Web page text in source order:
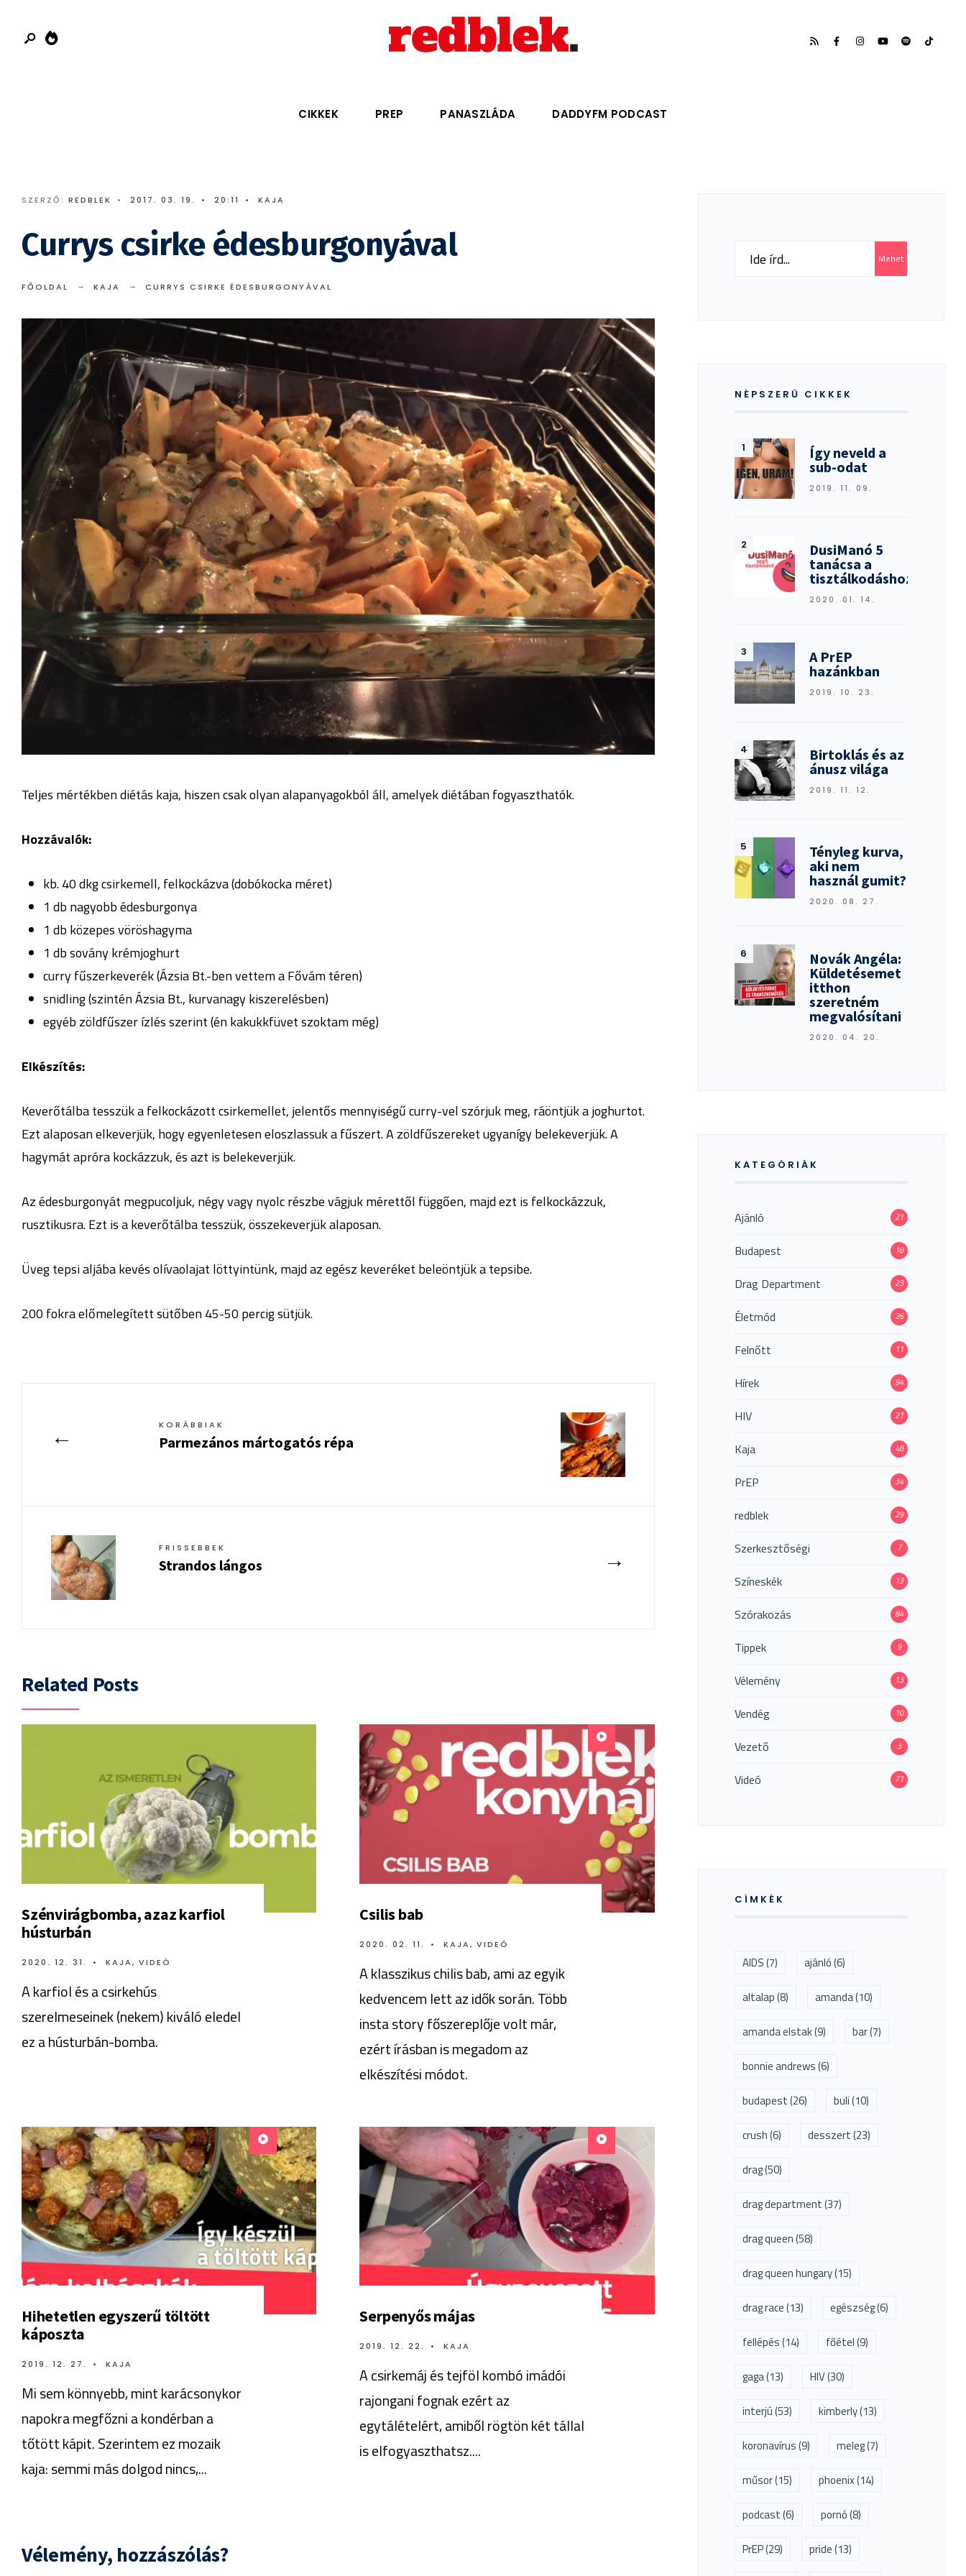
CIKKEK PREP PANASZLÁDA DADDYFM PODCAST
SZERZŐ: REDBLEK • 2017. 03. 19. • 20:11 • KAJA
Currys csirke édesburgonyával
FŐOLDAL KAJA CURRYS CSIRKE ÉDESBURGONYÁVAL
Teljes mértékben diétás kaja, hiszen csak olyan alapanyagokból áll, amelyek diétában fogyaszthatók.
Hozzávalók:
kb. 40 dkg csirkemell, felkockázva (dobókocka méret)
1 db nagyobb édesburgonya
1 db közepes vöröshagyma
1 db sovány krémjoghurt
curry fűszerkeverék (Ázsia Bt.-ben vettem a Fővám téren)
snidling (szintén Ázsia Bt., kurvanagy kiszerelésben)
egyéb zöldfűszer ízlés szerint (én kakukkfüvet szoktam még)
Elkészítés:
Keverőtálba tesszük a felkockázott csirkemellet, jelentős mennyiségű curry-vel szórjuk meg, ráöntjük a joghurtot.
Ezt alaposan elkeverjük, hogy egyenletesen eloszlassuk a fűszert. A zöldfűszereket ugyanígy belekeverjük. A
hagymát apróra kockázzuk, és azt is belekeverjük.
Az édesburgonyát megpucoljuk, négy vagy nyolc részbe vágjuk mérettől függően, majd ezt is felkockázzuk,
rusztikusra. Ezt is a keverőtálba tesszük, összekeverjük alaposan.
Üveg tepsi aljába kevés olívaolajat löttyintünk, majd az egész keveréket beleöntjük a tepsibe.
200 fokra előmelegített sütőben 45-50 percig sütjük.
← KORÁBBIAK
Parmezános mártogatós répa
→
FRISSEBBEK
Strandos lángos
Related Posts
Szénvirágbomba, azaz karfiol
hústurbán
2020. 12. 31. • KAJA, VIDEÓ
A karfiol és a csirkehús
szerelmeseinek (nekem) kiváló eledel
ez a hústurbán-bomba.
Csilis bab
2020. 02. 11. • KAJA,VIDEÓ
A klasszikus chilis bab, ami az egyik
kedvencem lett az idők során. Több
insta story főszereplője volt már,
ezért írásban is megadom az
elkészítési módot.
Hihetetlen egyszerű töltött
káposzta
2019. 12. 27. • KAJA
Mi sem könnyebb, mint karácsonykor
napokra megfőzni a kondérban a
tőtött kápit. Szerintem ez mozaik
kaja: semmi más dolgod nincs,...
Serpenyős májas
2019. 12. 22. • KAJA
A csirkemáj és tejföl kombó imádói
rajongani fognak ezért az
egytálételért, amiből rögtön két tállal
is elfogyaszthatsz....
Vélemény, hozzászólás?
Search
Mehet
NÉPSZERŰ CIKKEK
Így neveld a
sub-odat
2019. 11. 09.
DusiManó 5
tanácsa a
tisztálkodáshoz
2020. 01. 14.
A PrEP
hazánkban
2019. 10. 23.
Birtoklás és az
ánusz világa
2019. 11. 12.
Tényleg kurva,
aki nem
használ gumit?
2020. 08. 27.
Novák Angéla:
Küldetésemet
itthon
szeretném
megvalósítani
2020. 04. 20.
KATEGÓRIÁK
Ajánló 21
Budapest 18
Drag Department 23
Életmód 26
Felnőtt 11
Hírek 94
HIV 21
Kaja 48
PrEP 34
redblek 29
Szerkesztőségi 7
Színeskék 13
Szórakozás 84
Tippek 9
Vélemény 13
Vendég 10
Vezető 3
Videó 71
CÍMKÉK
AIDS(7) ajánló(6)
altalap(8) amanda(10)
amanda elstak(9) bar(7)
bonnie andrews(6)
budapest(26) buli(10)
crush(6) desszert(23)
drag(50)
drag department(37)
drag queen(58)
drag queen hungary(15)
drag race(13) egészség(6)
fellépés(14) főétel(9)
gaga(13) HIV(30)
interjú(53) kimberly(13)
koronavírus(9) meleg(7)
műsor(15) phoenix(14)
podcast(6) pornó(8)
PrEP(29) pride(13)